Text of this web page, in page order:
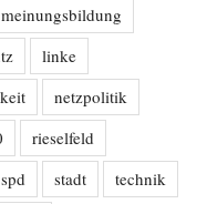
linke
netzpolitik
rieselfeld
spd stadt
technik